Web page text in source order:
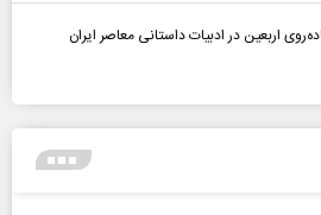
اربعین در ادبیات داستانی معاصر ایران